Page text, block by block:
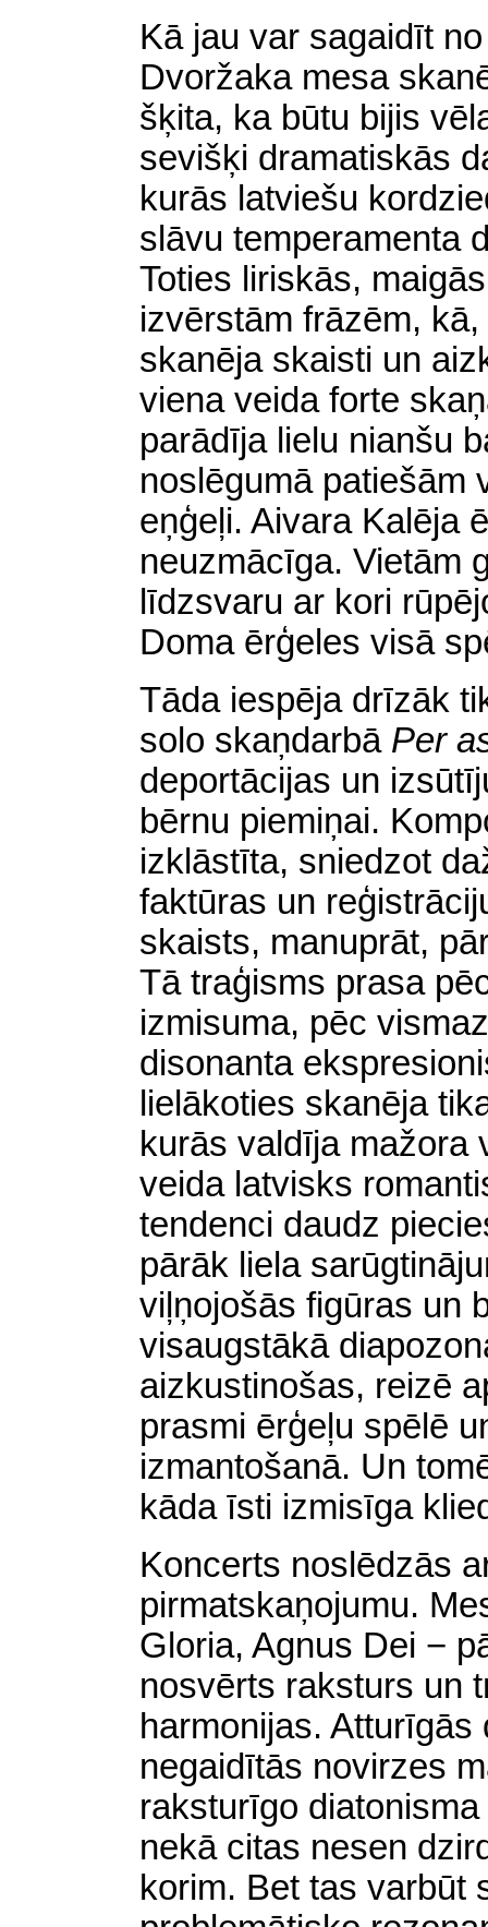
Kā jau var sagaidīt
Dvoržaka mesa
šķita, ka būtu bijis
sevišķi dramatiskās
kurās latviešu
slāvu temperamenta
Toties liriskās,
izvērstām frāzēm,
skanēja skaisti un
viena veida forte
parādīja lielu nianšu
noslēgumā patiešām
eņģeļi. Aivara Kalēja
neuzmācīga. Vietām
līdzsvaru ar kori
Doma ērģeles visā
Tāda iespēja drīzāk
solo skaņdarbā Per
deportācijas un
bērnu piemiņai.
izklāstīta, sniedzot
faktūras un
skaists, manuprāt,
Tā traģisms prasa
izmisuma, pēc
disonanta
lielākoties skanēja
kurās valdīja mažora
veida latvisks
tendenci daudz
pārāk liela
viļņojošās figūras un
visaugstākā
aizkustinošas, reizē
prasmi ērģeļu spēlē
izmantošanā. Un
kāda īsti izmisīga
Koncerts noslēdzās
pirmatskaņojumu.
Gloria, Agnus Dei −
nosvērts raksturs un
harmonijas.
negaidītās novirzes
raksturīgo
nekā citas nesen
korim. Bet tas varbūt